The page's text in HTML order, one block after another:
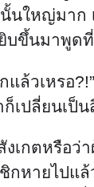
นใหญ่มาก
บขึ้นมาพูด
แล้วเหรอ
เปลี่ยนเป็
งเกตหรือว่
กหายไปแ